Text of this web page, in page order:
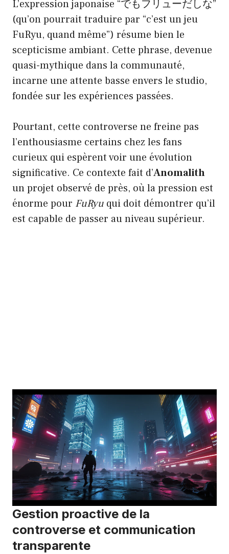
L’expression japonaise “でもフリューだしな”
(qu’on pourrait traduire par “c’est un jeu
FuRyu, quand même”) résume bien le
scepticisme ambiant. Cette phrase, devenue
quasi-mythique dans la communauté,
incarne une attente basse envers le studio,
fondée sur les expériences passées.
Pourtant, cette controverse ne freine pas
l’enthousiasme certains chez les fans
curieux qui espèrent voir une évolution
significative. Ce contexte fait d’Anomalith
un projet observé de près, où la pression est
énorme pour FuRyu qui doit démontrer qu’il
est capable de passer au niveau supérieur.
Gestion proactive de la
controverse et communication
transparente